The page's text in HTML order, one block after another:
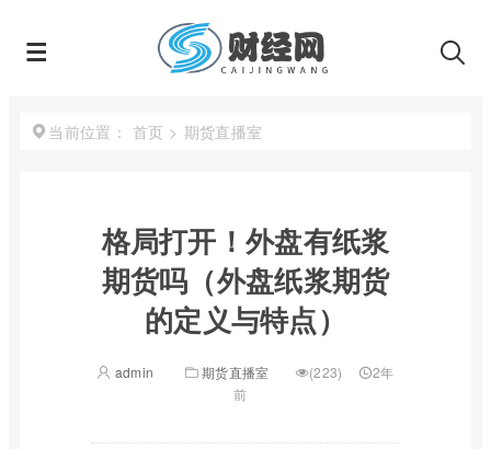
当前位置： 首页 > 期货直播室
格局打开！外盘有纸浆
期货吗（外盘纸浆期货
的定义与特点）
admin 期货直播室 (223)
2年
前